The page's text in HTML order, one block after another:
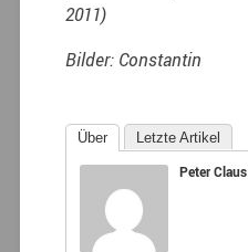
2011)
Bilder: Constantin
Über Letzte Artikel
Peter Claus